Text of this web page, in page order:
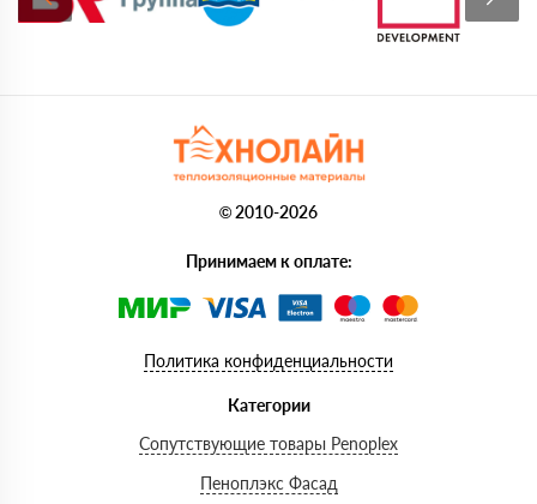
© 2010-2026
Принимаем к оплате:
Политика конфиденциальности
Категории
Сопутствующие товары Penoplex
Пеноплэкс Фасад